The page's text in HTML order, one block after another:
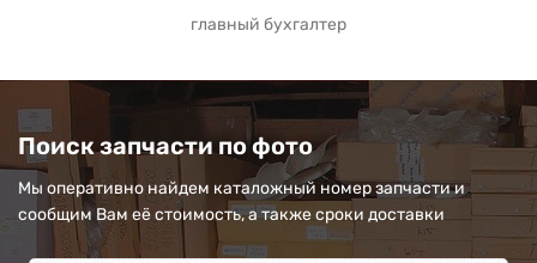
главный бухгалтер
Поиск запчасти по фото
Мы оперативно найдем каталожный номер запчасти и
сообщим Вам её стоимость, а также сроки доставки